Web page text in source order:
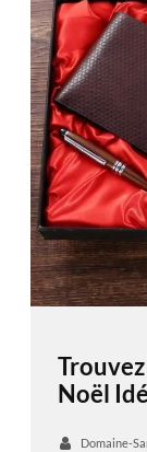
Noël
Domaine-